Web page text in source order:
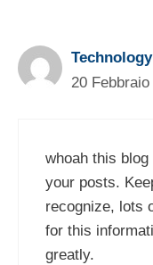
Technology
20
whoah this
your posts.
recognize, lots
for this
greatly.